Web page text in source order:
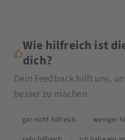
Wie hilfreich ist
dich?
Dein Feedback hilft uns,
besser zu machen.
gar nicht hilfreich weniger